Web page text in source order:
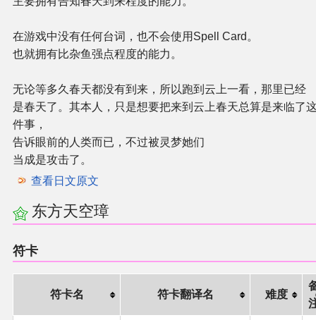
在游戏中没有任何台词，也不会使用Spell Card。
也就拥有比杂鱼强点程度的能力。
无论等多久春天都没有到来，所以跑到云上一看，那里已经
是春天了。其本人，只是想要把来到云上春天总算是来临了
件事，
告诉眼前的人类而已，不过被灵梦她们
当成是攻击了。
查看日文原文
东方天空璋
符卡
符卡名 符卡翻译名 难度